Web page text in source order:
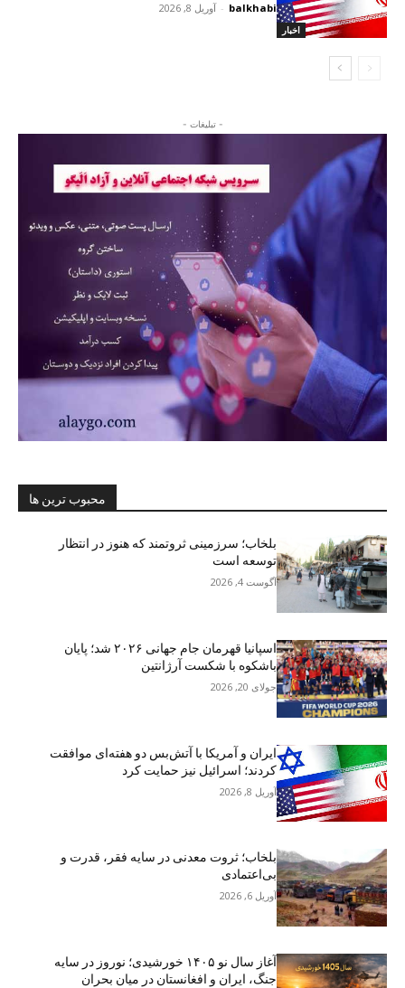
اخبار
balkhabi
- آوریل 8, 2026
- تبلیغات -
محبوب ترین ها
بلخاب؛ سرزمینی ثروتمند که هنوز در انتظار
توسعه است
آگوست 4, 2026
اسپانیا قهرمان جام جهانی ۲۰۲۶ شد؛ پایان
باشکوه با شکست آرژانتین
جولای 20, 2026
ایران و آمریکا با آتش‌بس دو هفته‌ای موافقت
کردند؛ اسرائیل نیز حمایت کرد
آوریل 8, 2026
بلخاب؛ ثروت معدنی در سایه فقر، قدرت و
بی‌اعتمادی
آوریل 6, 2026
آغاز سال نو ۱۴۰۵ خورشیدی؛ نوروز در سایه
جنگ، ایران و افغانستان در میان بحران